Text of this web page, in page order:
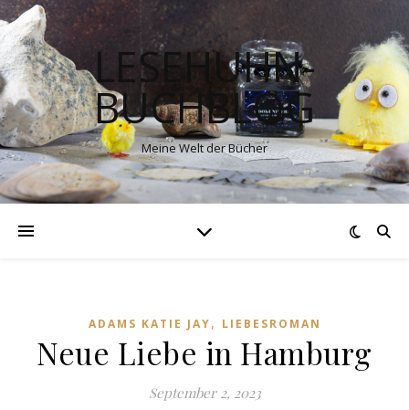
LESEHUHN-
BUCHBLOG
Meine Welt der Bücher
ADAMS KATIE JAY, LIEBESROMAN
Neue Liebe in Hamburg
September 2, 2023